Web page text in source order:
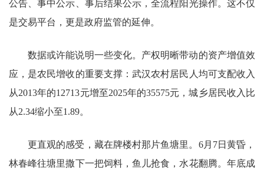
公告、事中公示、事后结果公示，全流程阳光操作。这不仅
是交易平台，更是政府监管的延伸。
数据或许能说明一些变化。产权明晰带动的资产增值效
应，是农民增收的重要支撑：武汉农村居民人均可支配收入
从2013年的12713元增至2025年的35575元，城乡居民收入比
从2.34缩小至1.89。
更直观的感受，藏在牌楼村那片鱼塘里。6月7日黄昏，
林春峰往塘里撒下一把饲料，鱼儿抢食，水花翻腾。年底成